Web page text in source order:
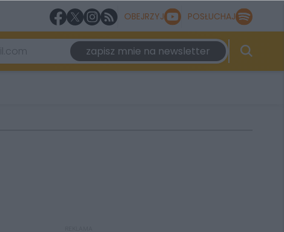
OBEJRZYJ POSŁUCHAJ
zapisz mnie na newsletter